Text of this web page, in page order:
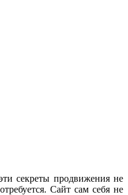
секреты продвижения не
Сайт сам себя не